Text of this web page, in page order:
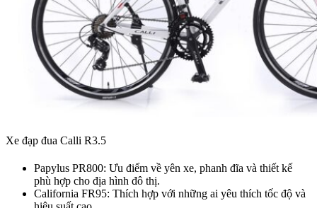
Xe đạp đua Calli R3.5
Papylus PR800: Ưu điểm về yên xe, phanh đĩa và thiết kế
phù hợp cho địa hình đô thị.
California FR95: Thích hợp với những ai yêu thích tốc độ và